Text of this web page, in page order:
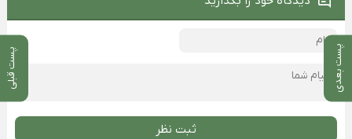
پست بعدی پست قبلی
ثبت نظر